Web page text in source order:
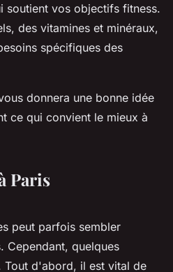
soutient vos objectifs fitness.
des vitamines et minéraux,
spécifiques des
donnera une bonne idée
ce qui convient le mieux à
Paris
peut parfois sembler
Cependant, quelques
Tout d'abord, il est vital de